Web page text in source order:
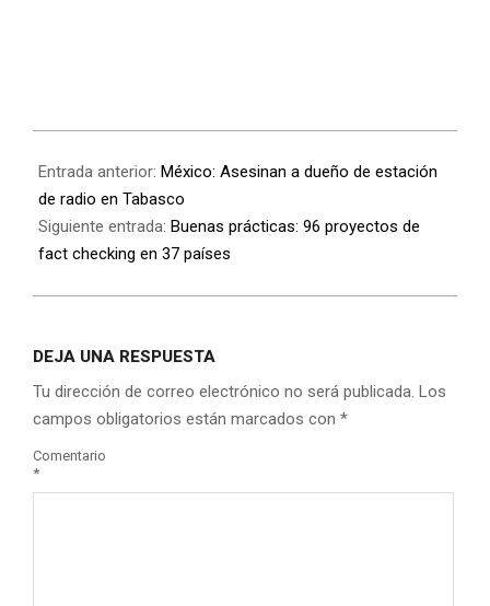
Entrada anterior: México: Asesinan a dueño de estación
de radio en Tabasco
Siguiente entrada: Buenas prácticas: 96 proyectos de
fact checking en 37 países
DEJA UNA RESPUESTA
Tu dirección de correo electrónico no será publicada. Los
campos obligatorios están marcados con *
Comentario
*